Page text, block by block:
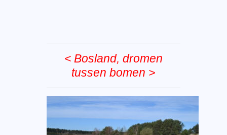
< Bosland, dromen
tussen bomen >